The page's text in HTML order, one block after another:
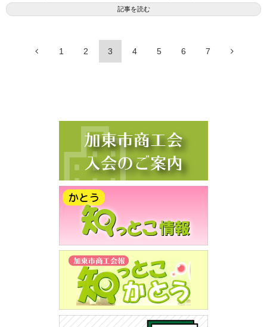
記事を読む
1 2 3 4 5 6 7